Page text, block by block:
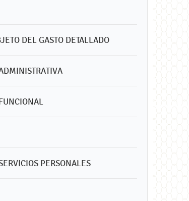
DEL GASTO DETALLADO
PERSONALES